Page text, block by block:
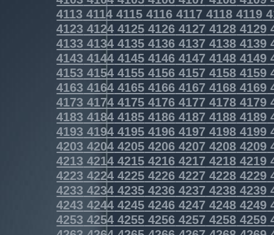
4113 4114 4115 4116 4117 4118 4119
4123 4124 4125 4126 4127 4128 4129
4133 4134 4135 4136 4137 4138 4139
4143 4144 4145 4146 4147 4148 4149
4153 4154 4155 4156 4157 4158 4159
4163 4164 4165 4166 4167 4168 4169
4173 4174 4175 4176 4177 4178 4179
4183 4184 4185 4186 4187 4188 4189
4193 4194 4195 4196 4197 4198 4199
4203 4204 4205 4206 4207 4208 4209
4213 4214 4215 4216 4217 4218 4219
4223 4224 4225 4226 4227 4228 4229
4233 4234 4235 4236 4237 4238 4239
4243 4244 4245 4246 4247 4248 4249
4253 4254 4255 4256 4257 4258 4259